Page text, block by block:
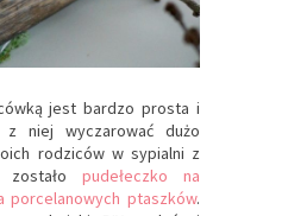
jest bardzo prosta i
niej wyczarować dużo
rodziców w sypialni z
zostało pudełeczko na
ptaszków.